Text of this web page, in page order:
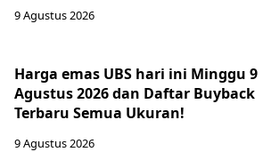
9 Agustus 2026
Harga emas UBS hari ini Minggu 9
Agustus 2026 dan Daftar Buyback
Terbaru Semua Ukuran!
9 Agustus 2026